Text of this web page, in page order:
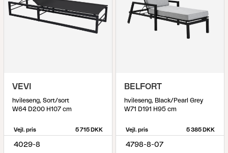
VEVI
hvileseng, Sort/sort
W64 D200 H107 cm
Vejl. pris 5 715 DKK
4029-8
BELFORT
hvileseng, Black/Pearl Grey
W71 D191 H95 cm
Vejl. pris 5 385 DKK
4798-8-07